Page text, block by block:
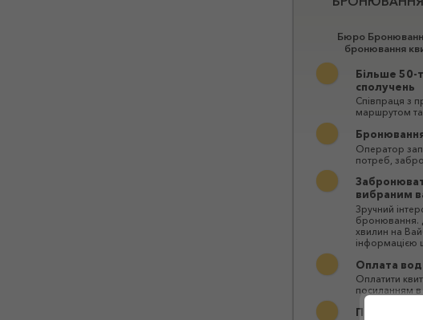
Бюро
бронювання
Більше 50-
сполучень
Співпраця з
маршрутом та
Оператор
потреб,
вибраним
Зручний
бронювання.
хвилин на
інформацією
Оплата
Оплатити
посиланням